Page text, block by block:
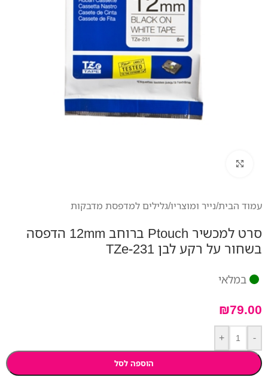
עמוד הבית/נייר ומוצריו/גלילים למדפסת מדבקות
סרט למכשיר Ptouch ברוחב 12mm הדפסה
בשחור על רקע לבן TZe-231
במלאי
₪79.00
-
+
הוספה לסל